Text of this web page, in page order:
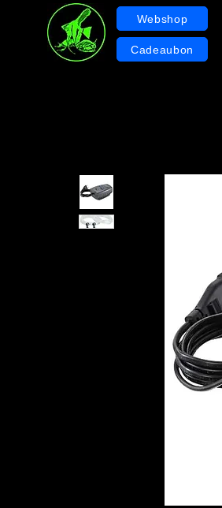
Webshop
Cadeaubon